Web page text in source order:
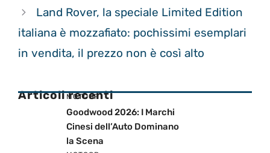
Land Rover, la speciale Limited Edition
italiana è mozzafiato: pochissimi esemplari
in vendita, il prezzo non è così alto
Articoli recenti
MOTOGP
Goodwood 2026: I Marchi
Cinesi dell’Auto Dominano
la Scena